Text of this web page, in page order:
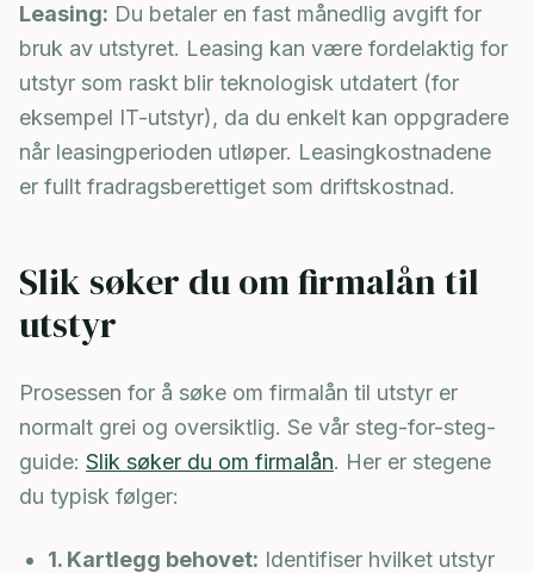
Leasing: Du betaler en fast månedlig avgift for
bruk av utstyret. Leasing kan være fordelaktig for
utstyr som raskt blir teknologisk utdatert (for
eksempel IT-utstyr), da du enkelt kan oppgradere
når leasingperioden utløper. Leasingkostnadene
er fullt fradragsberettiget som driftskostnad.
Slik søker du om firmalån til
utstyr
Prosessen for å søke om firmalån til utstyr er
normalt grei og oversiktlig. Se vår steg-for-steg-
guide: Slik søker du om firmalån. Her er stegene
du typisk følger:
1. Kartlegg behovet: Identifiser hvilket utstyr